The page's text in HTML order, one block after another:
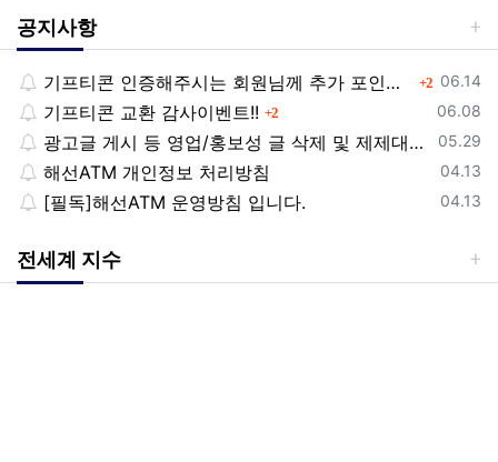
공지사항
등록일
06.14
기프티콘 인증해주시는 회원님께 추가 포인트 쏩니다!! 2댓글
등록일
06.08
기프티콘 교환 감사이벤트!! 2댓글
등록일
05.29
광고글 게시 등 영업/홍보성 글 삭제 및 제제대상입니다.
등록일
04.13
해선ATM 개인정보 처리방침
등록일
04.13
[필독]해선ATM 운영방침 입니다.
전세계 지수